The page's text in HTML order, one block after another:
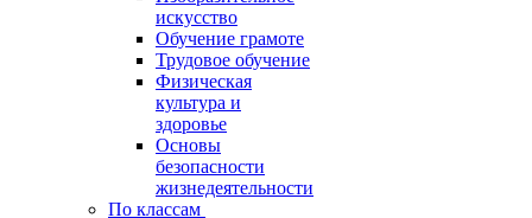
искусство
Обучение грамоте
Трудовое обучение
Физическая
культура и
здоровье
Основы
безопасности
жизнедеятельности
По классам